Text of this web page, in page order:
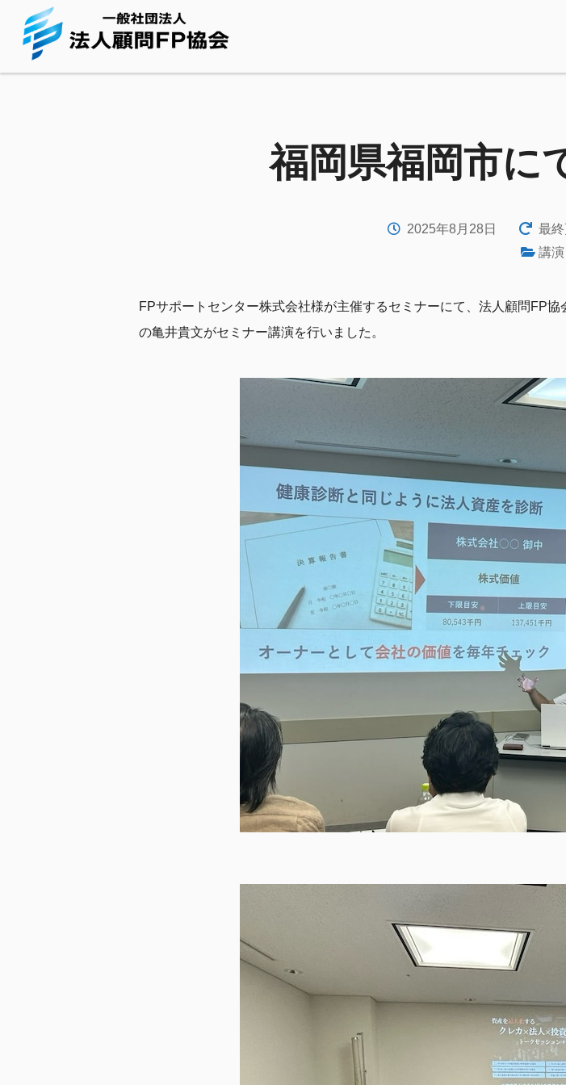
福岡県福岡市に
2025年8月28日
最
講演
FPサポートセンター株式会社様が主催するセミナーにて、法人顧問FP
の亀井貴文がセミナー講演を行いました。